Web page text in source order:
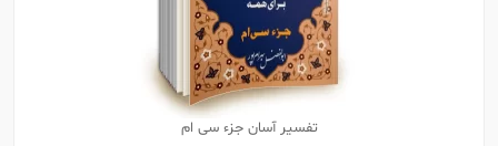
تفسیر آسان جزء سی ام